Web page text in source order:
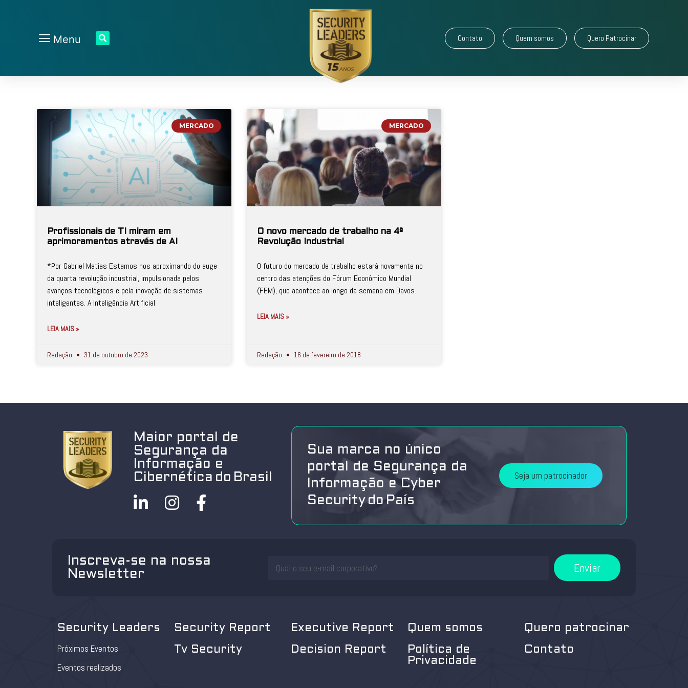
Menu Contato Quem somos Quero Patrocinar
MERCADO
Profissionais de TI miram em
aprimoramentos através de AI
*Por Gabriel Matias Estamos nos aproximando do auge
da quarta revolução industrial, impulsionada pelos
avanços tecnológicos e pela inovação de sistemas
inteligentes. A Inteligência Artificial
LEIA MAIS »
Redação 31 de outubro de 2023
MERCADO
O novo mercado de trabalho na 4ª
Revolução Industrial
O futuro do mercado de trabalho estará novamente no
centro das atenções do Fórum Econômico Mundial
(FEM), que acontece ao longo da semana em Davos.
LEIA MAIS »
Redação 16 de fevereiro de 2018
Maior portal de
Segurança da
Informação e
Cibernética do Brasil
Sua marca no único
portal de Segurança da
Informação e Cyber
Security do País
Seja um patrocinador
Inscreva-se na nossa
Newsletter
Enviar
Security Leaders
Próximos Eventos
Eventos realizados
Security Report
Tv Security
Executive Report
Decision Report
Quem somos
Política de
Privacidade
Quero patrocinar
Contato